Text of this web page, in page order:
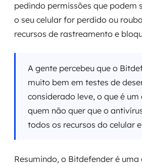
pedindo permissões que podem
o seu celular for perdido ou
recursos de rastreamento e
A gente percebeu que o
muito bem em testes de
considerado leve, o que é
quem não quer que o
todos os recursos do celular
Resumindo, o Bitdefender é